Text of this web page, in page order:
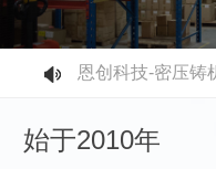
始于2010年